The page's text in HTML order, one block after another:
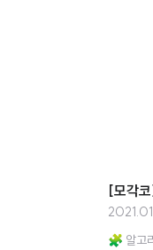
[모각
🧩 알고